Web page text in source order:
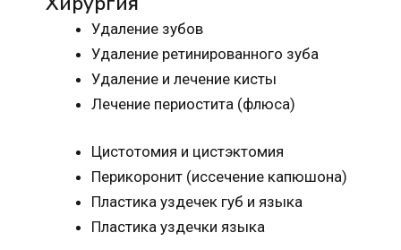
Удаление зубов
Удаление ретинированного зуба
Удаление и лечение кисты
Лечение периостита (флюса)
Цистотомия и цистэктомия
Перикоронит (иссечение капюшона)
Пластика уздечек губ и языка
Пластика уздечки языка